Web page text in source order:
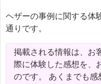
ヘザーの事例に関する体
通りです。
掲載される情報は、お
際に体験した感想を、
のです。 あくまでも感